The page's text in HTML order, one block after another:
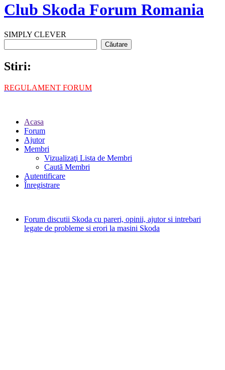
Club Skoda Forum Romania
SIMPLY CLEVER
Stiri:
REGULAMENT FORUM
Acasa
Forum
Ajutor
Membri
Vizualizaţi Lista de Membri
Caută Membri
Autentificare
Înregistrare
Forum discutii Skoda cu pareri, opinii, ajutor si intrebari
legate de probleme si erori la masini Skoda